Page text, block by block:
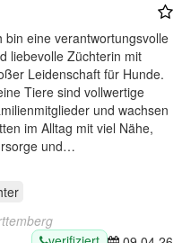
bin eine verantwortungsvolle
liebevolle Züchterin mit
Leidenschaft für Hunde.
Tiere sind vollwertige
und wachsen
im Alltag mit viel Nähe,
und…